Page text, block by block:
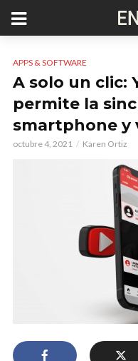
APPS & SOFTWARE
A solo un clic:
permite la
smartphone y
octubre 4, 2021 Karen Ortiz